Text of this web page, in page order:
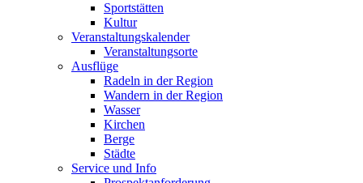
Sportstätten
Kultur
Veranstaltungskalender
Veranstaltungsorte
Ausflüge
Radeln in der Region
Wandern in der Region
Wasser
Kirchen
Berge
Städte
Service und Info